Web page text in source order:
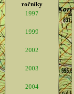
ročníky
1997
1999
2002
2003
2004